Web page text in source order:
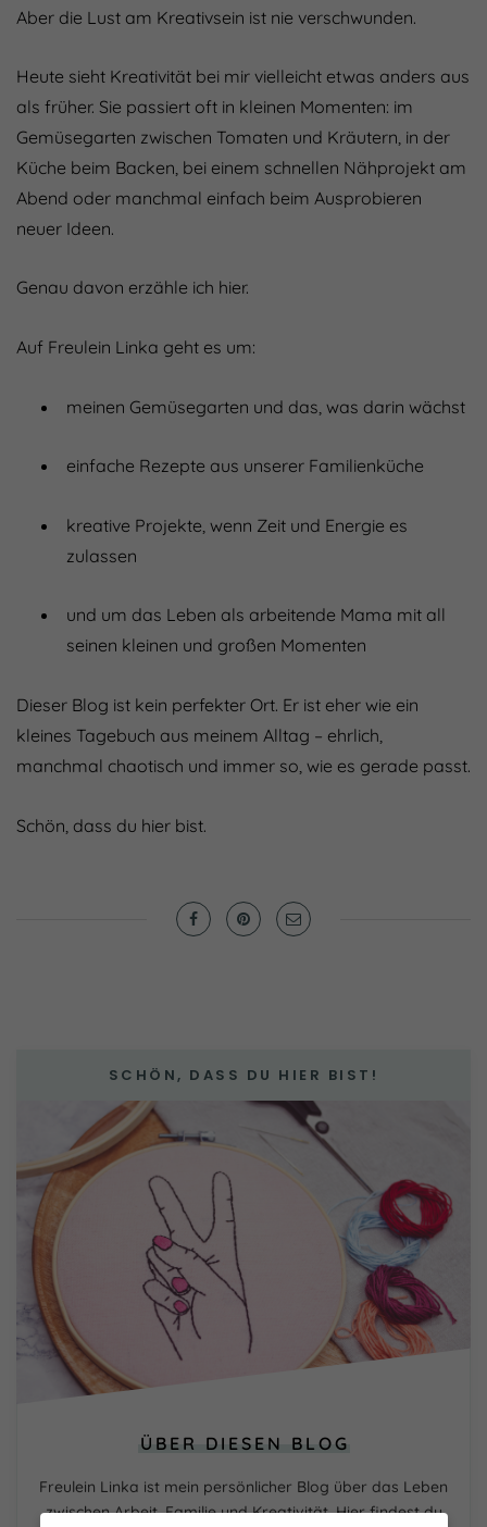
Aber die Lust am Kreativsein ist nie verschwunden.
Heute sieht Kreativität bei mir vielleicht etwas anders aus
als früher. Sie passiert oft in kleinen Momenten: im
Gemüsegarten zwischen Tomaten und Kräutern, in der
Küche beim Backen, bei einem schnellen Nähprojekt am
Abend oder manchmal einfach beim Ausprobieren
neuer Ideen.
Genau davon erzähle ich hier.
Auf Freulein Linka geht es um:
meinen Gemüsegarten und das, was darin wächst
einfache Rezepte aus unserer Familienküche
kreative Projekte, wenn Zeit und Energie es
zulassen
und um das Leben als arbeitende Mama mit all
seinen kleinen und großen Momenten
Dieser Blog ist kein perfekter Ort. Er ist eher wie ein
kleines Tagebuch aus meinem Alltag – ehrlich,
manchmal chaotisch und immer so, wie es gerade passt.
Schön, dass du hier bist.
SCHÖN, DASS DU HIER BIST!
ÜBER DIESEN BLOG
Freulein Linka ist mein persönlicher Blog über das Leben
zwischen Arbeit, Familie und Kreativität. Hier findest du